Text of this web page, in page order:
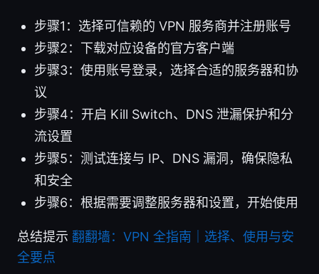
步骤1：选择可信赖的 VPN 服务商并注册账号
步骤2：下载对应设备的官方客户端
步骤3：使用账号登录，选择合适的服务器和协
议
步骤4：开启 Kill Switch、DNS 泄漏保护和分
流设置
步骤5：测试连接与 IP、DNS 漏洞，确保隐私
和安全
步骤6：根据需要调整服务器和设置，开始使用
总结提示 翻翻墙：VPN 全指南｜选择、使用与安
全要点